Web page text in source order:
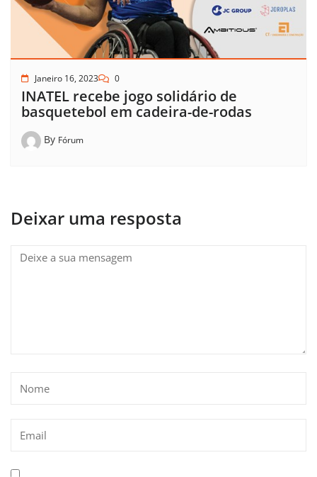
Janeiro 16, 2023 0
INATEL recebe jogo solidário de
basquetebol em cadeira-de-rodas
By Fórum
Deixar uma resposta